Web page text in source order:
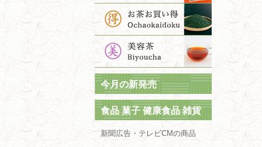
今月の新発売
食品 菓子 健康食品 雑貨
新聞広告・テレビCMの商品